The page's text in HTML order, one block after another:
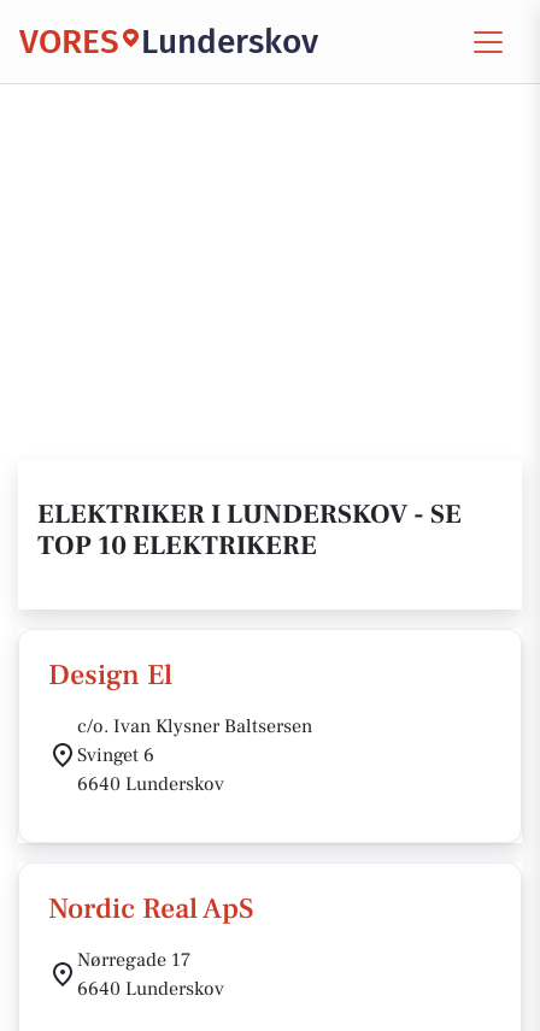
VORES Lunderskov
ELEKTRIKER I LUNDERSKOV - SE
TOP 10 ELEKTRIKERE
Design El
c/o. Ivan Klysner Baltsersen
Svinget 6
6640 Lunderskov
Nordic Real ApS
Nørregade 17
6640 Lunderskov